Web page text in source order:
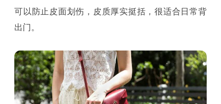
可以防止皮面划伤，皮质厚实挺括，很适合日常背
出门。